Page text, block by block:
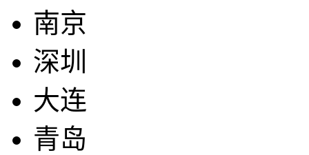
南京
深圳
大连
青岛